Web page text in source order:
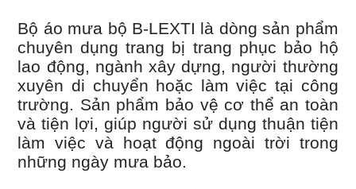
Bộ áo mưa bộ B-LEXTI là dòng sản phẩm
chuyên dụng trang bị trang phục bảo hộ
lao động, ngành xây dựng, người thường
xuyên di chuyển hoặc làm việc tại công
trường. Sản phẩm bảo vệ cơ thể an toàn
và tiện lợi, giúp người sử dụng thuận tiện
làm việc và hoạt động ngoài trời trong
những ngày mưa bảo.